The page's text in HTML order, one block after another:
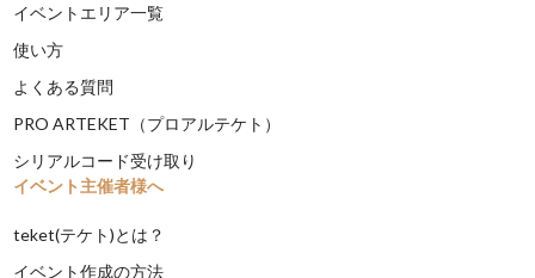
イベントエリア一覧
使い方
よくある質問
PRO ARTEKET（プロアルテケト）
シリアルコード受け取り
イベント主催者様へ
teket(テケト)とは？
イベント作成の方法